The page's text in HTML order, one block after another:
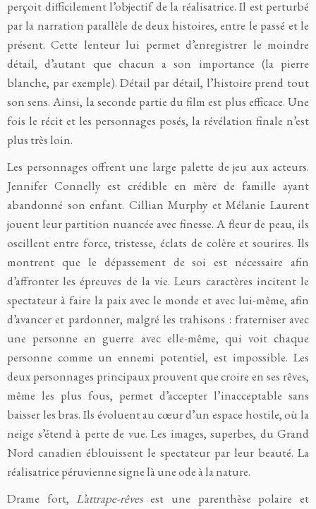
perçoit difficilement l’objectif de la réalisatrice. Il est perturbé
par la narration parallèle de deux histoires, entre le passé et le
présent. Cette lenteur lui permet d’enregistrer le moindre
détail, d’autant que chacun a son importance (la pierre
blanche, par exemple). Détail par détail, l’histoire prend tout
son sens. Ainsi, la seconde partie du film est plus efficace. Une
fois le récit et les personnages posés, la révélation finale n’est
plus très loin.
Les personnages offrent une large palette de jeu aux acteurs.
Jennifer Connelly est crédible en mère de famille ayant
abandonné son enfant. Cillian Murphy et Mélanie Laurent
jouent leur partition nuancée avec finesse. A fleur de peau, ils
oscillent entre force, tristesse, éclats de colère et sourires. Ils
montrent que le dépassement de soi est nécessaire afin
d’affronter les épreuves de la vie. Leurs caractères incitent le
spectateur à faire la paix avec le monde et avec lui-même, afin
d’avancer et pardonner, malgré les trahisons : fraterniser avec
une personne en guerre avec elle-même, qui voit chaque
personne comme un ennemi potentiel, est impossible. Les
deux personnages principaux prouvent que croire en ses rêves,
même les plus fous, permet d’accepter l’inacceptable sans
baisser les bras. Ils évoluent au cœur d’un espace hostile, où la
neige s’étend à perte de vue. Les images, superbes, du Grand
Nord canadien éblouissent le spectateur par leur beauté. La
réalisatrice péruvienne signe là une ode à la nature.
Drame fort,L’attrape-rêvesest une parenthèse polaire et